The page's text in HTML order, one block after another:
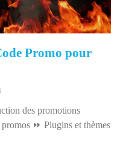
Promo pour
des promotions
⏩ Plugins et thèmes